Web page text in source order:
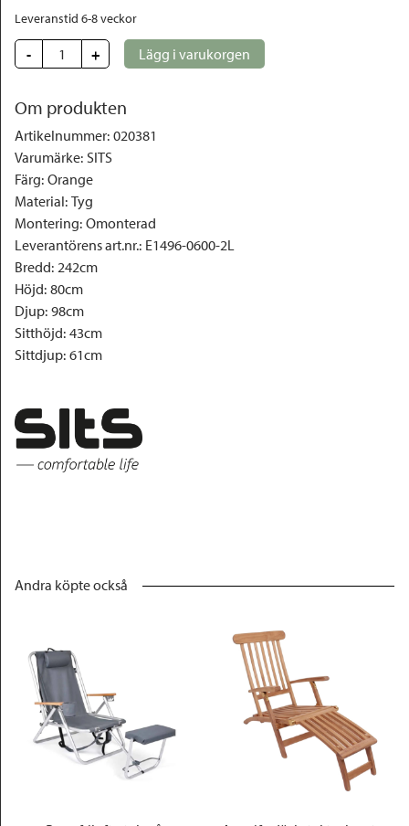
Leveranstid 6-8 veckor
- + Lägg i varukorgen
Om produkten
Artikelnummer: 020381
Varumärke: SITS
Färg: Orange
Material: Tyg
Montering: Omonterad
Leverantörens art.nr.: E1496-0600-2L
Bredd: 242cm
Höjd: 80cm
Djup: 98cm
Sitthöjd: 43cm
Sittdjup: 61cm
Andra köpte också